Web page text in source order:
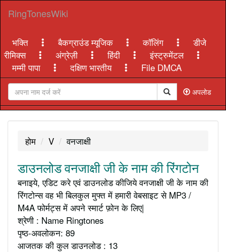
RingTonesWiki
भक्ति बैकग्राउंड म्यूजिक कॉलिंग
डीजे
रीमिक्स
अंग्रेज़ी हिंदी
इंस्ट्रुमेंटल
मम्मी पापा
दक्षिण भारतीय File DMCA
अपलोड
होम V वनजाक्षी
डाउनलोड वनजाक्षी जी के नाम की रिंगटोन
बनाइये, एडिट करे एवं डाउनलोड कीजिये वनजाक्षी जी के नाम की
रिंगटोन्स वह भी बिलकुल मुफ्त में हमारी वेबसाइट से MP3 /
M4A फोर्मट्स में अपने स्मार्ट फ़ोन के लिए|
श्रेणी : Name Ringtones
पृष्ठ-अवलोकन: 89
आजतक की कुल डाउनलोड : 13